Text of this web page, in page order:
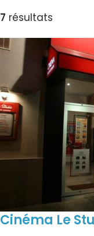
7 résultats
Cinéma Le